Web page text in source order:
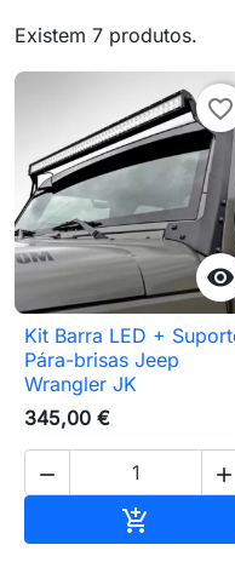
Existem 7 produtos.

favorite_border
Kit Barra LED +
Pára-brisas Jeep
Wrangler JK
345,00 €
 
